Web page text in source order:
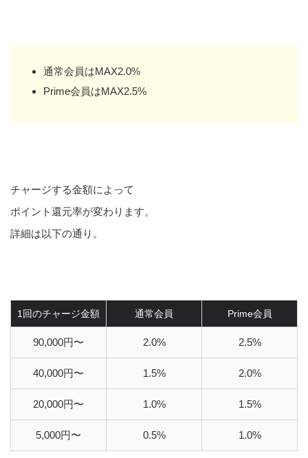
通常会員はMAX2.0%
Prime会員はMAX2.5%
チャージする金額によって
ポイント還元率が変わります。
詳細は以下の通り。
1回のチャージ金額 通常会員 Prime会員
90,000円〜 2.0% 2.5%
40,000円〜 1.5% 2.0%
20,000円〜 1.0% 1.5%
5,000円〜 0.5% 1.0%